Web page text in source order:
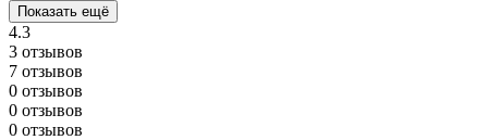
Показать ещё
4.3
3 отзывов
7 отзывов
0 отзывов
0 отзывов
0 отзывов